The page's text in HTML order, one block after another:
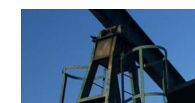
Engenharia